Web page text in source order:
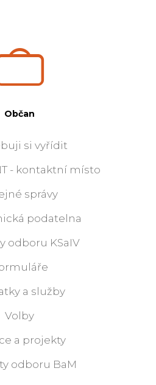
Občan
si vyřídit
- kontaktní místo
správy
podatelna
odboru KSaIV
a služby
Volby
a projekty
odboru BaM